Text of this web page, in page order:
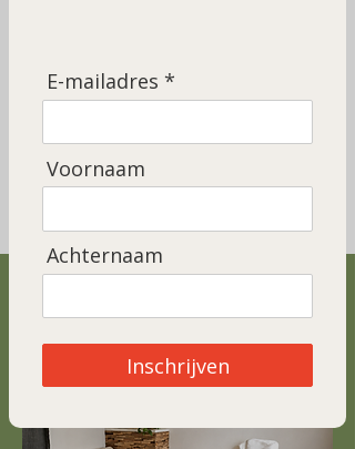
opnieuw verbinding te maken met wat er leeft
in de verbinding met jezelf en de mensen rond
Of je nu op zoek bent naar individuele
begeleiding, een workshop of ondersteuning
E-mailadres *
Voornaam
Achternaam
Inschrijven